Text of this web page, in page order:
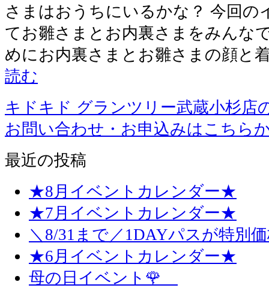
さまはおうちにいるかな？ 今回の
てお雛さまとお内裏さまをみんな
めにお内裏さまとお雛さまの顔と
読む
キドキド グランツリー武蔵小杉店
お問い合わせ・お申込みはこちら
最近の投稿
★8月イベントカレンダー★
★7月イベントカレンダー★
＼8/31まで／1DAYパスが特別
★6月イベントカレンダー★
母の日イベント🌹